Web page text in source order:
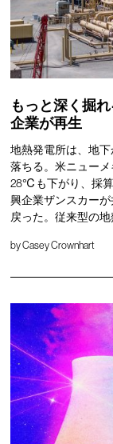
もっと深く掘
企業が再生
地熱発電所は、地
落ちる。米ニュー
28℃も下がり、採
興企業ザンスカー
戻った。従来型の
byCasey Crownhart